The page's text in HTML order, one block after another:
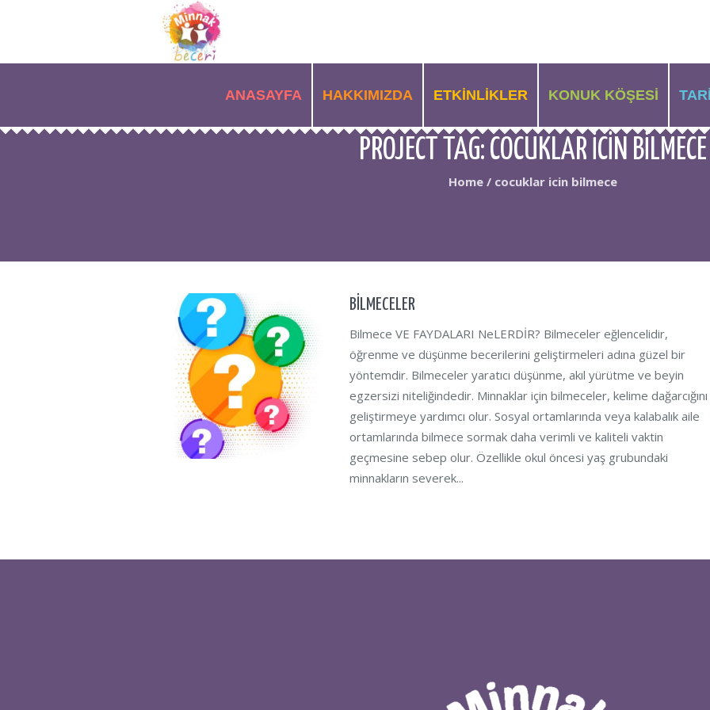
ANASAYFA HAKKIMIZDA ETKINLIKLER KONUK KÖŞESI
PROJECT TAG: COCUKLAR ICIN BILMECE
Home / cocuklar icin bilmece
BİLMECELER
Bilmece VE FAYDALARI NeLERDİR? Bilmeceler eğlencelidir,
öğrenme ve düşünme becerilerini geliştirmeleri adına güzel bir
yöntemdir. Bilmeceler yaratıcı düşünme, akıl yürütme ve beyin
egzersizi niteliğindedir. Minnaklar için bilmeceler, kelime dağarcığını
geliştirmeye yardımcı olur. Sosyal ortamlarında veya kalabalık aile
ortamlarında bilmece sormak daha verimli ve kaliteli vaktin
geçmesine sebep olur. Özellikle okul öncesi yaş grubundaki
minnakların severek...